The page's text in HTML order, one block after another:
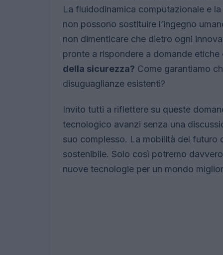
La fluidodinamica computazionale e
non possono sostituire l’ingegno
non dimenticare che dietro ogni
pronte a rispondere a domande etiche
della sicurezza? Come garantiamo
disuguaglianze esistenti?
Invito tutti a riflettere su queste
tecnologico avanzi senza una
suo complesso. La mobilità del futuro
sostenibile. Solo così potremo
nuove tecnologie per un mondo